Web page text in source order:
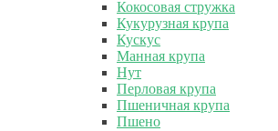
Кокосовая стружка
Кукурузная крупа
Кускус
Манная крупа
Нут
Перловая крупа
Пшеничная крупа
Пшено